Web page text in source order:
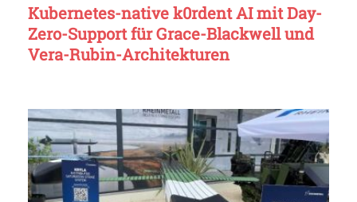
Kubernetes-native k0rdent AI mit Day-
Zero-Support für Grace-Blackwell und
Vera-Rubin-Architekturen